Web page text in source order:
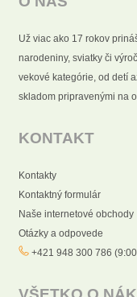
Už viac ako 17 rokov
narodeniny, sviatky či
vekové kategórie, od detí
skladom pripravenými na
KONTAKT
Kontakty
Kontaktný formulár
Naše internetové obchody
Otázky a odpovede
+421 948 300 786